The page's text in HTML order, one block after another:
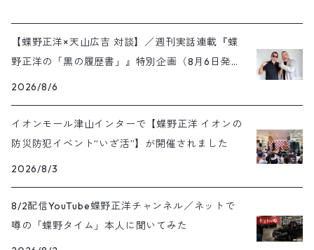
【蝶野正洋×天山広吉 対談】／週刊実話連載『蝶
野正洋の「黒の履歴書」』特別企画（8月6日発売
号）
2026/8/6
イオンモール津山インターで【蝶野正洋 イオンの
防災防犯イベント“いざ活”】が開催されました
2026/8/3
8/2配信YouTube蝶野正洋チャンネル／ネットで
噂の「蝶野タイム」本人に聞いてみた